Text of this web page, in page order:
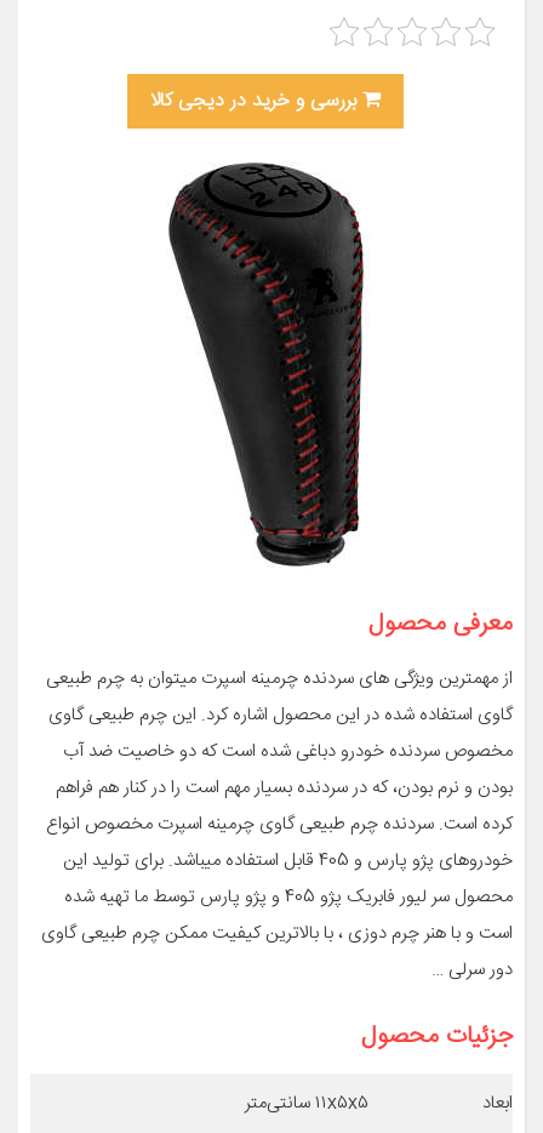
بررسی و خرید در دیجی کالا
معرفی محصول
از مهمترین ویژگی های سردنده چرمینه اسپرت میتوان به چرم طبیعی
گاوی استفاده شده در این محصول اشاره کرد. این چرم طبیعی گاوی
مخصوص سردنده خودرو دباغی شده است که دو خاصیت ضد آب
بودن و نرم بودن، که در سردنده بسیار مهم است را در کنار هم فراهم
کرده است. سردنده چرم طبیعی گاوی چرمینه اسپرت مخصوص انواع
خودروهای پژو پارس و 405 قابل استفاده میباشد. برای تولید این
محصول سر لیور فابریک پژو 405 و پژو پارس توسط ما تهیه شده
است و با هنر چرم دوزی ، با بالاترین کیفیت ممکن چرم طبیعی گاوی
دور سرلی …
جزئیات محصول
ابعاد ۱۱x۵x۵ سانتی‌متر